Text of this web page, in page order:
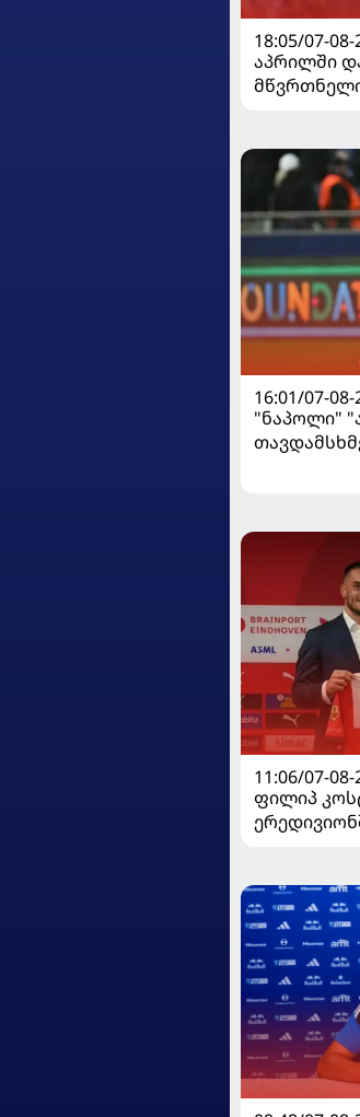
18:05/07-08-
აპრილში
16:01/07-08-
"ნაპოლი"
11:06/07-08-
ფილიპ